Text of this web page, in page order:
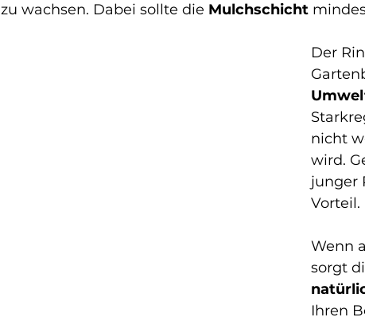
zu wachsen. Dabei sollte die Mulchschicht
Der
nicht
wird.
junger
Vorteil.
Wenn
sorgt
Ihren